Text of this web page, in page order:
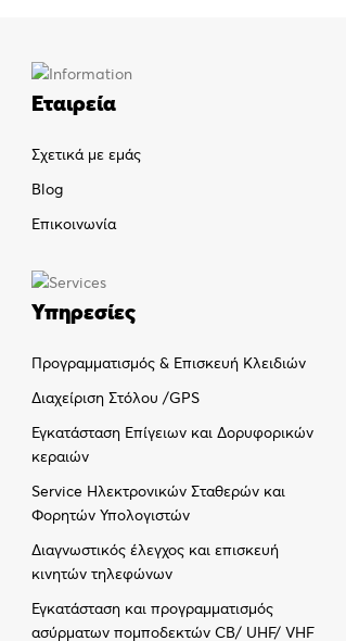
Εταιρεία
Σχετικά με εμάς
Blog
Επικοινωνία
Υπηρεσίες
Προγραμματισμός & Επισκευή Κλειδιών
Διαχείριση Στόλου /GPS
Εγκατάσταση Επίγειων και Δορυφορικών
κεραιών
Service Ηλεκτρονικών Σταθερών και
Φορητών Υπολογιστών
Διαγνωστικός έλεγχος και επισκευή
κινητών τηλεφώνων
Εγκατάσταση και προγραμματισμός
ασύρματων πομποδεκτών CB/ UHF/ VHF